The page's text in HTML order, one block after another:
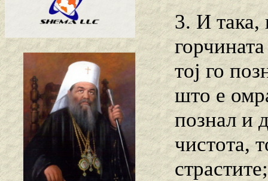
3. И така,
тој го
што е
познал и
чистота,